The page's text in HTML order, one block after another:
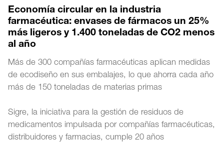
Economía circular en la industria
farmacéutica: envases de fármacos un 25%
más ligeros y 1.400 toneladas de CO2 menos
al año
Más de 300 compañías farmacéuticas aplican medidas
de ecodiseño en sus embalajes, lo que ahorra cada año
más de 150 toneladas de materias primas
Sigre, la iniciativa para la gestión de residuos de
medicamentos impulsada por compañías farmacéuticas,
distribuidores y farmacias, cumple 20 años